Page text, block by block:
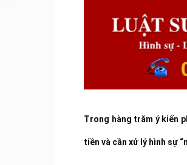
Trong hàng trăm ý kiến
tiền và cần xử lý hình sự